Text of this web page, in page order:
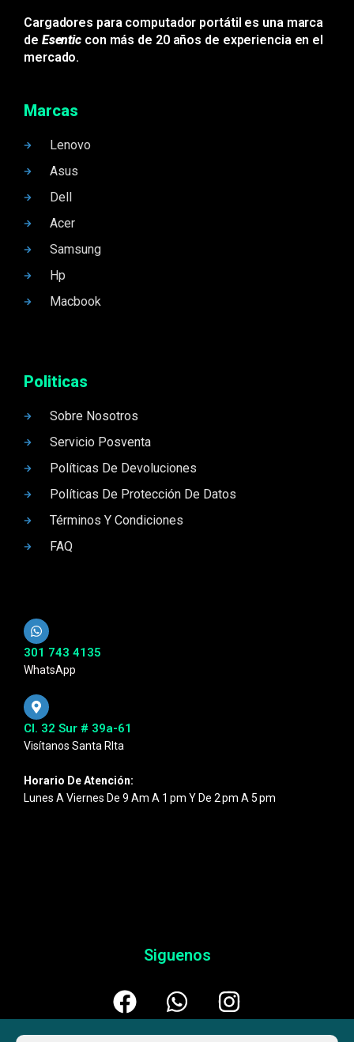
Cargadores para computador portátil es una marca
de Esentic con más de 20 años de experiencia en el
mercado.
Marcas
Lenovo
Asus
Dell
Acer
Samsung
Hp
Macbook
Politicas
Sobre Nosotros
Servicio Posventa
Políticas De Devoluciones
Políticas De Protección De Datos
Términos Y Condiciones
FAQ
301 743 4135
WhatsApp
Cl. 32 Sur # 39a-61
Visítanos Santa RIta
Horario De Atención:
Lunes A Viernes De 9 Am A 1 Pm Y De 2 Pm A 5 Pm
Siguenos